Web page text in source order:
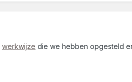
werkwijze die we hebben opgesteld